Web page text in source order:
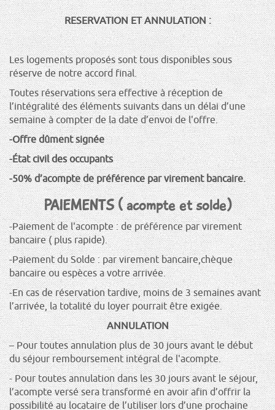
RESERVATION ET ANNULATION :
Les logements proposés sont tous disponibles sous
réserve de notre accord final.
Toutes réservations sera effective à réception de
l’intégralité des éléments suivants dans un délai d’une
semaine à compter de la date d’envoi de l'offre.
-Offre dûment signée
-État civil des occupants
-50% d’acompte de préférence par virement bancaire.
PAIEMENTS ( acompte et solde)
-Paiement de l'acompte : de préférence par virement
bancaire ( plus rapide).
-Paiement du Solde : par virement bancaire,chèque
bancaire ou espèces a votre arrivée.
-En cas de réservation tardive, moins de 3 semaines avant
l’arrivée, la totalité du loyer pourrait être exigée.
ANNULATION
– Pour toutes annulation plus de 30 jours avant le début
du séjour remboursement intégral de l'acompte.
- Pour toutes annulation dans les 30 jours avant le séjour,
l’acompte versé sera transformé en avoir afin d’offrir la
possibilité au locataire de l’utiliser lors d’une prochaine